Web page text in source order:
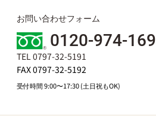
お問い合わせフォーム
0120-974-169
TEL 0797-32-5191
FAX 0797-32-5192
受付時間 9:00〜17:30 (土日祝もOK)